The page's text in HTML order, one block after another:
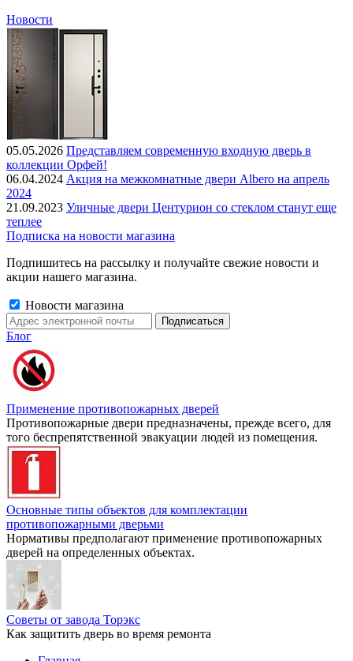
Новости
05.05.2026 Представляем современную входную дверь в
коллекции Орфей!
06.04.2024 Акция на межкомнатные двери Albero на апрель
2024
21.09.2023 Уличные двери Центурион со стеклом станут еще
теплее
Подписка на новости магазина
Подпишитесь на рассылку и получайте свежие новости и
акции нашего магазина.
Новости магазина
Блог
Применение противопожарных дверей
Противопожарные двери предназначены, прежде всего, для
того беспрепятственной эвакуации людей из помещения.
Основные типы объектов для комплектации
противопожарными дверьми
Нормативы предполагают применение противопожарных
дверей на определенных объектах.
Советы от завода Торэкс
Как защитить дверь во время ремонта